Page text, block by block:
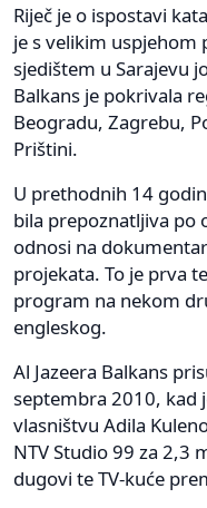
Riječ je o ispostavi
je s velikim uspjehom
sjedištem u Sarajevu
Balkans je pokrivala
Beogradu, Zagrebu,
Prištini.
U prethodnih 14
bila prepoznatljiva po
odnosi na
projekata. To je prva
program na nekom
engleskog.
Al Jazeera Balkans
septembra 2010, kad
vlasništvu Adila
NTV Studio 99 za 2,3
dugovi te TV-kuće